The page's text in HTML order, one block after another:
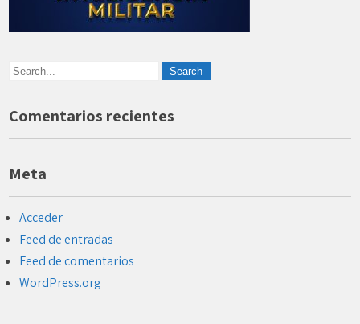
Comentarios recientes
Meta
Acceder
Feed de entradas
Feed de comentarios
WordPress.org